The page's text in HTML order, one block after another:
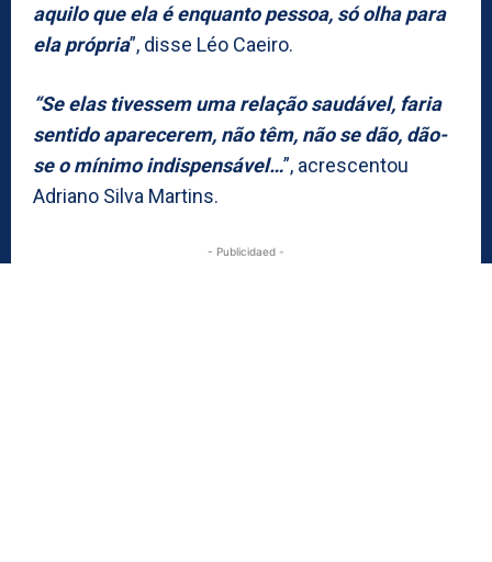
aquilo que ela é enquanto pessoa, só olha para
ela própria”, disse Léo Caeiro.
“Se elas tivessem uma relação saudável, faria
sentido aparecerem, não têm, não se dão, dão-
se o mínimo indispensável…”, acrescentou
Adriano Silva Martins.
- Publicidaed -